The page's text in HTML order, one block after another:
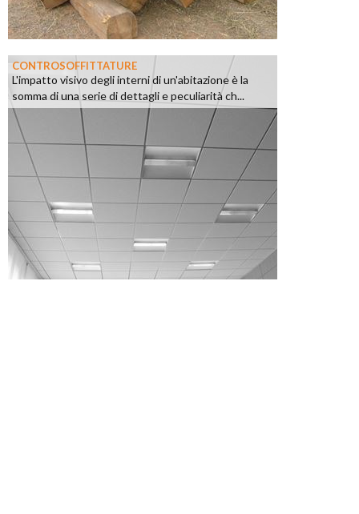
CONTROSOFFITTATURE
L'impatto visivo degli interni di un'abitazione è la
somma di una serie di dettagli e peculiarità ch...